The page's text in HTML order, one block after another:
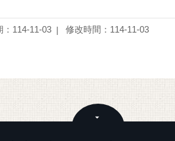
：114-11-03 修改時間：114-11-03